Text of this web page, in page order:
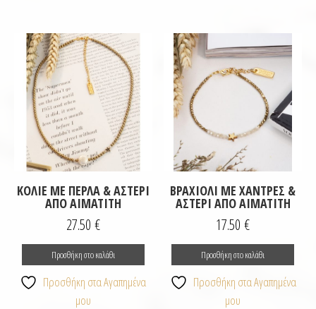
ΚΟΛΙΈ ΜΕ ΠΈΡΛΑ & ΑΣΤΈΡΙ
ΑΠΌ ΑΙΜΑΤΊΤΗ
27.50 €
Προσθήκη στο καλάθι
Προσθήκη στα Αγαπημένα
μου
ΒΡΑΧΙΌΛΙ ΜΕ ΧΆΝΤΡΕΣ &
ΑΣΤΈΡΙ ΑΠΌ ΑΙΜΑΤΊΤΗ
17.50€
Προσθήκη στο καλάθι
Προσθήκη στα Αγαπημένα
μου